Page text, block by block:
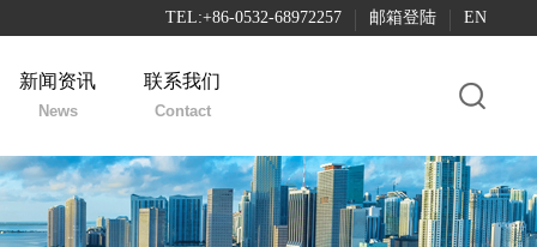
EN
邮箱登陆
TEL:+86-0532-68972257
新闻资讯
News
联系我们
Contact